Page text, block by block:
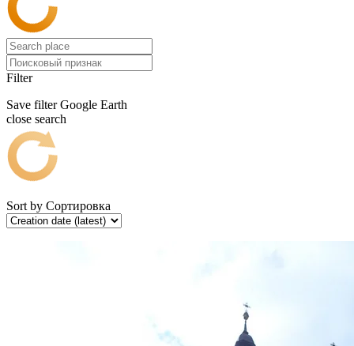
Filter
Save filter Google Earth
close search
Sort by Сортировка